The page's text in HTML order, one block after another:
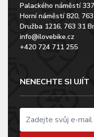
Palackého náměstí
Horní náměstí 820,
Družba 1216, 763 31
info@ilovebike.cz
+420 724 711 255
NENECHTE SI UJÍT